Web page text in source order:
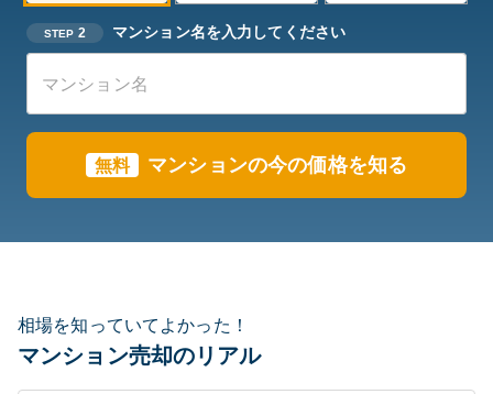
STEP 2 マンション名を入力してください
無料 マンションの今の価格を知る
相場を知っていてよかった！
マンション売却のリアル